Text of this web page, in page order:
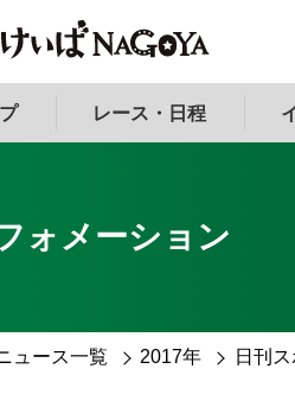
レース・日程
ォメーション
ュース一覧 2017年 日刊